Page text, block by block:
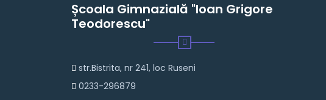
Școala Gimnazială "Ioan Grigore
Teodorescu"
str.Bistrita, nr 241, loc Ruseni
0233-296879